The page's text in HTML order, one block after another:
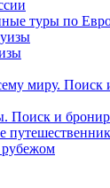
туры по
миру. Поиск
Поиск и
рубежом